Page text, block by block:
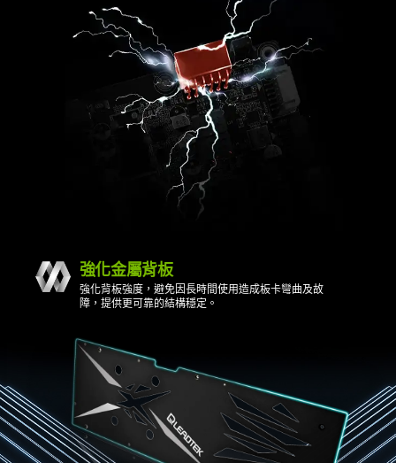
強化金屬背板
強化背板強度，避免因長時間使用造成板卡彎曲及故
障，提供更可靠的結構穩定。